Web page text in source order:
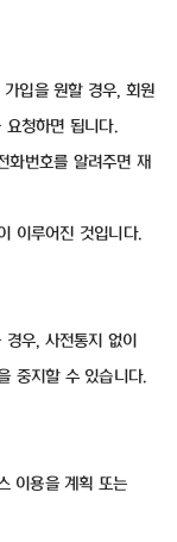
입을 원할 경우, 회원
요청하면 됩니다.
화번호를 알려주면 재
이루어진 것입니다.
우, 사전통지 없이
중지할 수 있습니다.
이용을 계획 또는